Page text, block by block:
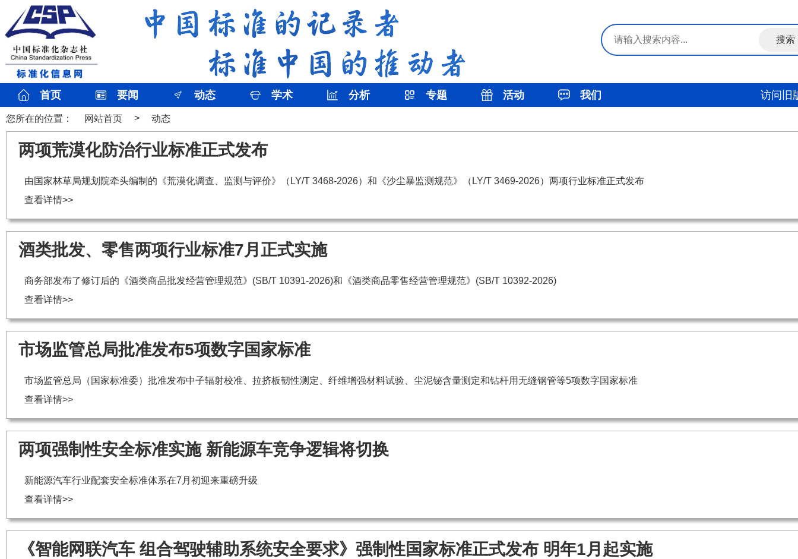
首页 要闻 动态 学术 分析 专题 活动 我们 访问旧
您所在的位置： 网站首页 > 动态
两项荒漠化防治行业标准正式发布
由国家林草局规划院牵头编制的《荒漠化调查、监测与评价》（LY/T 3468-2026）和《沙尘暴监测规范》（LY/T 3469-2026）两项行业标准正式发布
查看详情>>
酒类批发、零售两项行业标准7月正式实施
商务部发布了修订后的《酒类商品批发经营管理规范》(SB/T 10391-2026)和《酒类商品零售经营管理规范》(SB/T 10392-2026)
查看详情>>
市场监管总局批准发布5项数字国家标准
市场监管总局（国家标准委）批准发布中子辐射校准、拉挤板韧性测定、纤维增强材料试验、尘泥铋含量测定和钻杆用无缝钢管等5项数字国家标准
查看详情>>
两项强制性安全标准实施 新能源车竞争逻辑将切换
新能源汽车行业配套安全标准体系在7月初迎来重磅升级
查看详情>>
《智能网联汽车 组合驾驶辅助系统安全要求》强制性国家标准正式发布 明年1月起实施